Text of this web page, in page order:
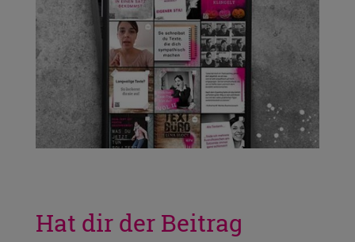
Hat dir der Beitrag